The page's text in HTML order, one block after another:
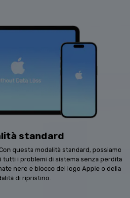
standard
questa modalità standard, possiamo
i problemi di sistema senza perdita
nere e blocco del logo Apple o della
di ripristino.